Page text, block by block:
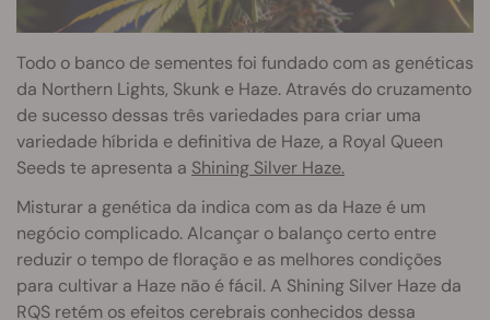
Todo o banco de sementes foi fundado com as genéticas
da Northern Lights, Skunk e Haze. Através do cruzamento
de sucesso dessas três variedades para criar uma
variedade híbrida e definitiva de Haze, a Royal Queen
Seeds te apresenta a Shining Silver Haze.
Misturar a genética da indica com as da Haze é um
negócio complicado. Alcançar o balanço certo entre
reduzir o tempo de floração e as melhores condições
para cultivar a Haze não é fácil. A Shining Silver Haze da
RQS retém os efeitos cerebrais conhecidos dessa